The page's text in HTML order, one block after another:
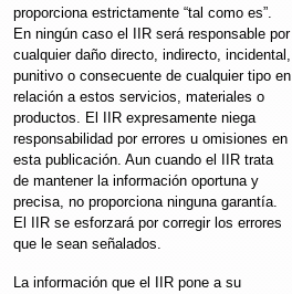
proporciona estrictamente “tal como es”.
En ningún caso el IIR será responsable por
cualquier daño directo, indirecto, incidental,
punitivo o consecuente de cualquier tipo en
relación a estos servicios, materiales o
productos. El IIR expresamente niega
responsabilidad por errores u omisiones en
esta publicación. Aun cuando el IIR trata
de mantener la información oportuna y
precisa, no proporciona ninguna garantía.
El IIR se esforzará por corregir los errores
que le sean señalados.
La información que el IIR pone a su